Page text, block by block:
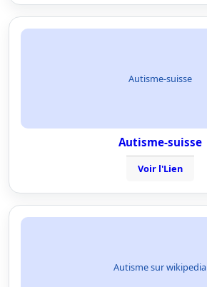
Autisme-suisse
Autisme-suisse
Voir l'Lien
Autisme sur wikipedia